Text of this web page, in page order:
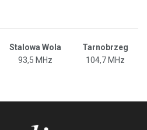
Stalowa Wola
Tarnobrzeg
93,5 MHz 104,7 MHz